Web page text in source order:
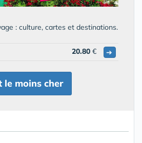
: culture, cartes et destinations.
20.80 € ➔
le moins cher